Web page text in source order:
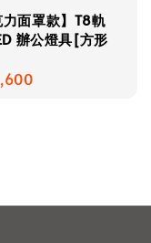
力面罩款】T8軌
辦公燈具[方形